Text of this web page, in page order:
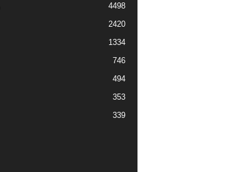
4498
2420
1334
746
494
353
339